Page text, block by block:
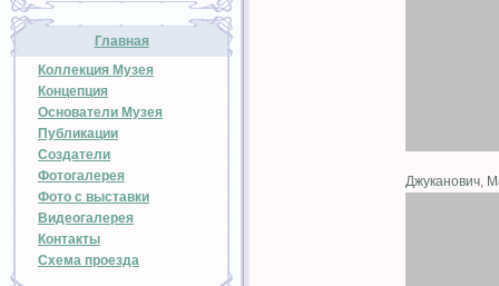
Главная
Коллекция Музея
Концепция
Основатели Музея
Публикации
Создатели
Фотогалерея
Фото с выставки
Видеогалерея
Контакты
Схема проезда
Джуканович,